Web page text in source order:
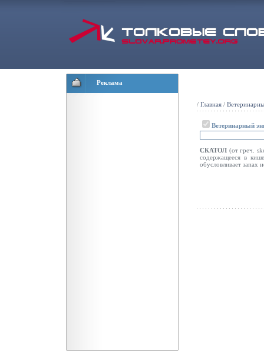
Реклама
/ Главная /
Ветеринарный
СКАТОЛ (от греч.
содержащееся в
обусловливает запах